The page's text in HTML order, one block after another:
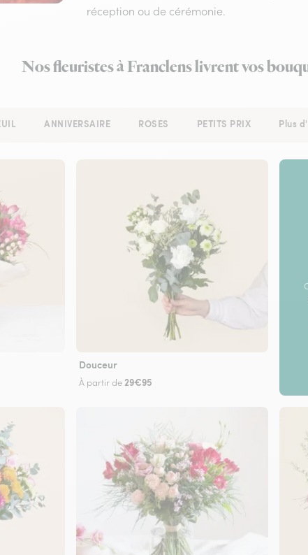
réception ou de cérémonie.
Nos fleuristes à Franclens livrent vos
ANNIVERSAIRE ROSES PETITS PRIX Plus
Douceur
À partir de 29€95